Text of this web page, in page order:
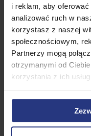
i reklam, aby
analizować ruch w
korzystasz z naszej
społecznościowym,
Partnerzy mogą
otrzymanymi od
korzystania z ich
5 minut wolno, 2
4 minuty wolno, 3
3 minuty wolno, 3
2 minuty wolno, 2
1 minuta wolno, 1
W trybie
3 razy. Będziesz